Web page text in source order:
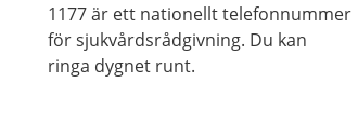
1177 är ett nationellt telefonnummer
för sjukvårdsrådgivning. Du kan
ringa dygnet runt.